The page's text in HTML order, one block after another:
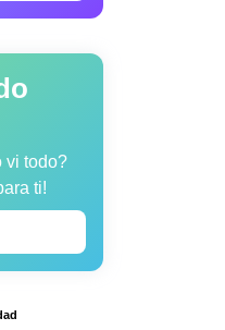
vi todo?
ti!